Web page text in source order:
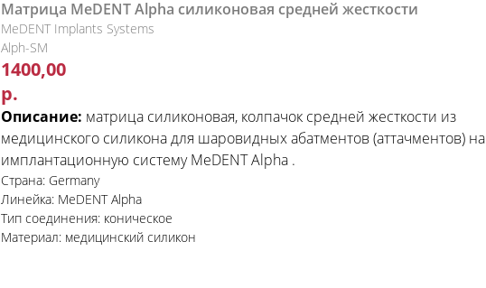
Матрица MeDENT Alpha силиконовая средней жесткости
MeDENT Implants Systems
Alph-SM
1400,00
р.
Описание: матрица силиконовая, колпачок средней жесткости из
медицинского силикона для шаровидных абатментов (аттачментов) на
имплантационную систему MeDENT Alpha .
Страна: Germany
Линейка: MeDENT Alpha
Тип соединения: коническое
Материал: медицинский силикон